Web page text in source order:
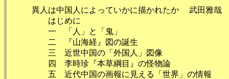
異人は中国人によっていかに描かれたか 武田雅
はじめに
一 「人」と「鬼
二 『山海経』図の誕
三 近世中国の「外国人」図
四 李時珍『本草綱目』の怪物
五 近代中国の画報に見える「世界」の情